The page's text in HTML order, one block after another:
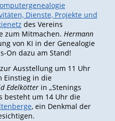
Dienste, Projekte und
des Vereins
zum Mitmachen. Hermann
von KI in der Genealogie
On dazu am Stand!
Ausstellung um 11 Uhr
Einstieg in die
Edelkötterin „Stenings
besteht um 14 Uhr die
, ein Denkmal der